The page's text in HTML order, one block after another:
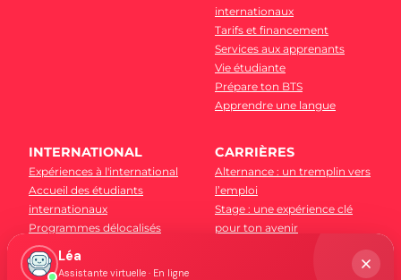
internationaux
Tarifs et financement
Services aux apprenants
Vie étudiante
Prépare ton BTS
Apprendre une langue
INTERNATIONAL
Expériences à l'international
Accueil des étudiants
internationaux
Programmes délocalisés
CARRIÈRES
Alternance : un tremplin vers
l’emploi
Stage : une expérience clé
pour ton avenir
Léa
Assistante virtuelle · En ligne